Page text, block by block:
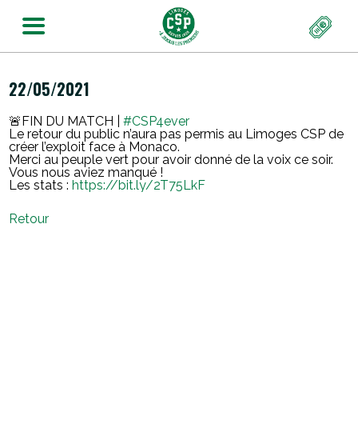
22/05/2021
🚨FIN DU MATCH |#CSP4ever
Le retour du public n’aura pas permis au Limoges CSP de
créer l’exploit face à Monaco.
Merci au peuple vert pour avoir donné de la voix ce soir.
Vous nous aviez manqué !
Les stats :https://bit.ly/2T75LkF
Retour